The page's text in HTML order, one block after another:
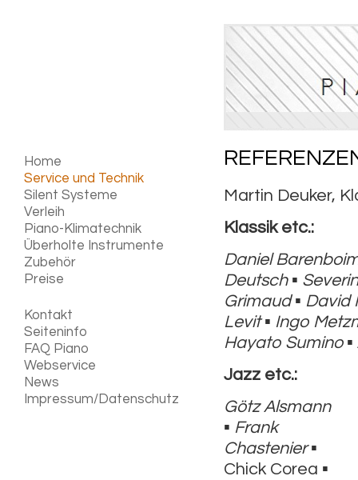
Home
Service und Technik
Silent Systeme
Verleih
Piano-Klimatechnik
Überholte Instrumente
Zubehör
Preise
Kontakt
Seiteninfo
FAQ Piano
Webservice
News
Impressum/Datenschutz
Martin Deuker,
Klassik etc.:
Daniel
Deutsch▪
Grimaud▪ David
Levit▪ Ingo
Hayato Sumino▪
Jazz etc.:
Götz Alsmann
▪ Frank
Chastenier▪
Chick Corea ▪